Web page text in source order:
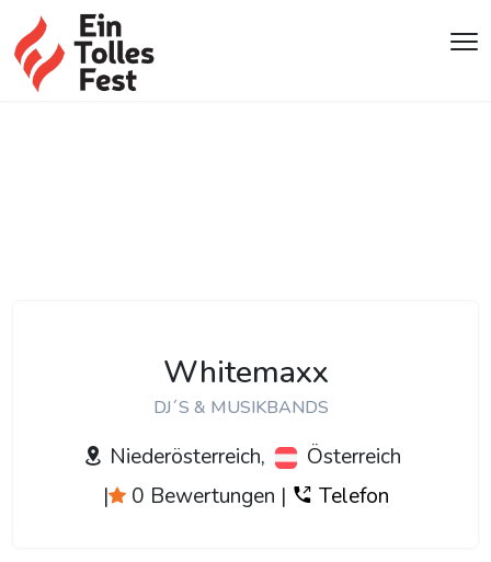
Whitemaxx
DJ´S & MUSIKBANDS
Niederösterreich,
Österreich
|
0 Bewertungen | Telefon